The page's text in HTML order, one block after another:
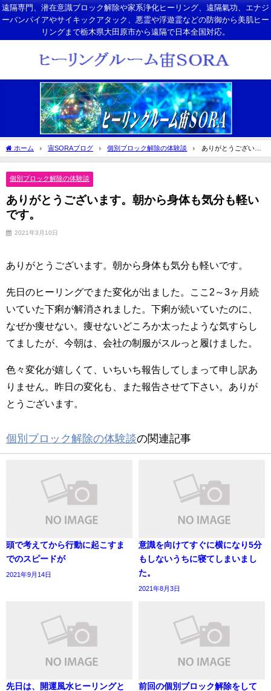
遠隔専門、潜在意識ブロック解除や家系浄化ヒーリング、遠隔氣功、エナジ
ーバンパイアやサイキックアタック、悪霊や浮遊霊などの防御から美肌ヒー
リングまで栃木県大田原市から遠隔で日本全国対応。
ホーム 宙SORAブログ 個別ブロック解除の体験談
ありがとうございま
す。朝から身体も気分も軽いです。
個別ブロック解除の体験談
ありがとうございます。朝から身体も気分も軽い
です。
2021年3月10日
ありがとうございます。朝から身体も気分も軽いです。
先日のヒーリングでまた変化が出ました。ここ2～3ヶ月続
いていた下痢が解消されました。下痢が続いていたのに、
なぜか痩せない。痩せないどころか太ったような気すらし
てましたが、今朝は、会社の制服がスルっと履けました。
色々変化が嬉しくて、いちいち報告してしまって申し訳あ
りません。昨日の変化も、また報告させて下さい。ありが
とうございます。
個別ブロック解除の体験談の関連記事
頭で考えてから行動に起こすま
でのスピードが
2021年9月14日
意識を向けてすぐに横になり5分
もしないうちに寝てしまいまし
た。
2021年8月3日
先日は、開運風水ヒーリングと
前回の個別ブロック解除をして